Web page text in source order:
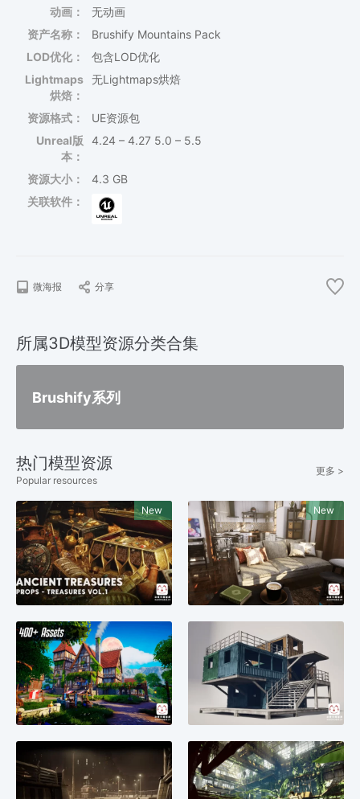
动画：
无动画
资产名称：
Brushify Mountains Pack
LOD优化：
包含LOD优化
Lightmaps
烘焙：
无Lightmaps烘焙
资源格式：
UE资源包
Unreal版
本：
4.24 – 4.27 5.0 – 5.5
资源大小：
4.3 GB
关联软件：
微海报 分享
所属3D模型资源分类合集
Brushify系列
热门模型资源
Popular resources
更多 >